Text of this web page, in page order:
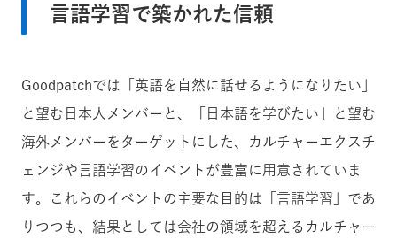
言語学習で築かれた信頼
Goodpatchでは「英語を自然に話せるようになりたい」
と望む日本人メンバーと、「日本語を学びたい」と望む
海外メンバーをターゲットにした、カルチャーエクスチ
ェンジや言語学習のイベントが豊富に用意されていま
す。これらのイベントの主要な目的は「言語学習」であ
りつつも、結果としては会社の領域を超えるカルチャー